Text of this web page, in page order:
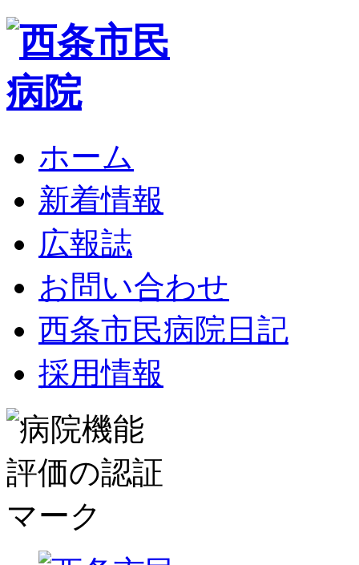
ホーム
新着情報
広報誌
お問い合わせ
西条市民病院日記
採用情報